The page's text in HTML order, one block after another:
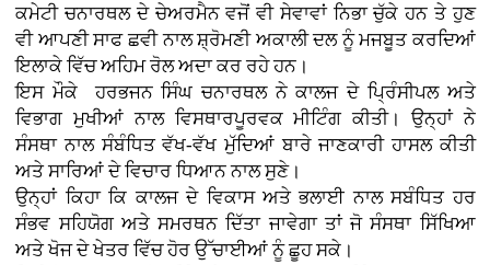
ਕਮੇਟੀ ਚਨਾਰਥਲ ਦੇ ਚੇਅਰਮੈਨ ਵਜੋਂ ਵੀ ਸੇਵਾਵਾਂ ਨਿਭਾ ਚੁੱਕੇ ਹਨ ਤੇ ਹੁਣ
ਵੀ ਆਪਣੀ ਸਾਫ ਛਵੀ ਨਾਲ ਸ਼੍ਰੋਮਣੀ ਅਕਾਲੀ ਦਲ ਨੂੰ ਮਜਬੂਤ ਕਰਦਿਆਂ
ਇਲਾਕੇ ਵਿੱਚ ਅਹਿਮ ਰੋਲ ਅਦਾ ਕਰ ਰਹੇ ਹਨ।
ਇਸ ਮੌਕੇ ਹਰਭਜਨ ਸਿੰਘ ਚਨਾਰਥਲ ਨੇ ਕਾਲਜ ਦੇ ਪ੍ਰਿੰਸੀਪਲ ਅਤੇ
ਵਿਭਾਗ ਮੁਖੀਆਂ ਨਾਲ ਵਿਸਥਾਰਪੂਰਵਕ ਮੀਟਿੰਗ ਕੀਤੀ। ਉਨ੍ਹਾਂ ਨੇ
ਸੰਸਥਾ ਨਾਲ ਸੰਬੰਧਿਤ ਵੱਖ-ਵੱਖ ਮੁੱਦਿਆਂ ਬਾਰੇ ਜਾਣਕਾਰੀ ਹਾਸਲ ਕੀਤੀ
ਅਤੇ ਸਾਰਿਆਂ ਦੇ ਵਿਚਾਰ ਧਿਆਨ ਨਾਲ ਸੁਣੇ।
ਉਨ੍ਹਾਂ ਕਿਹਾ ਕਿ ਕਾਲਜ ਦੇ ਵਿਕਾਸ ਅਤੇ ਭਲਾਈ ਨਾਲ ਸਬੰਧਿਤ ਹਰ
ਸੰਭਵ ਸਹਿਯੋਗ ਅਤੇ ਸਮਰਥਨ ਦਿੱਤਾ ਜਾਵੇਗਾ ਤਾਂ ਜੋ ਸੰਸਥਾ ਸਿੱਖਿਆ
ਅਤੇ ਖੋਜ ਦੇ ਖੇਤਰ ਵਿੱਚ ਹੋਰ ਉੱਚਾਈਆਂ ਨੂੰ ਛੂਹ ਸਕੇ।